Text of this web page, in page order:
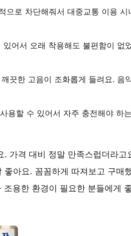
으로 차단해줘서 대중교통 이용
어서 오래 착용해도 불편함이 없
끗한 고음이 조화롭게 들려요. 음
용할 수 있어서 자주 충전해야 하
가격 대비 정말 만족스럽더라고
좋아요. 꼼꼼하게 따져보고 구매
용한 환경이 필요한 분들에게